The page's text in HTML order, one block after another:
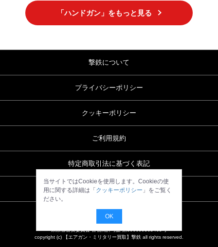
当サイトではCookieを使用します。Cookieの使
用に関する詳細は「クッキーポリシー 」をご覧く
ださい。
OK
「ハンドガン」をもっと見る
撃鉄について
プライバシーポリシー
クッキーポリシー
ご利用規約
特定商取引法に基づく表記
お問い合わせ
東京都公安委員会 古物商許可証 第306699505469号
copyright (c) 【エアガン・ミリタリー買取】撃鉄 all rights reserved.